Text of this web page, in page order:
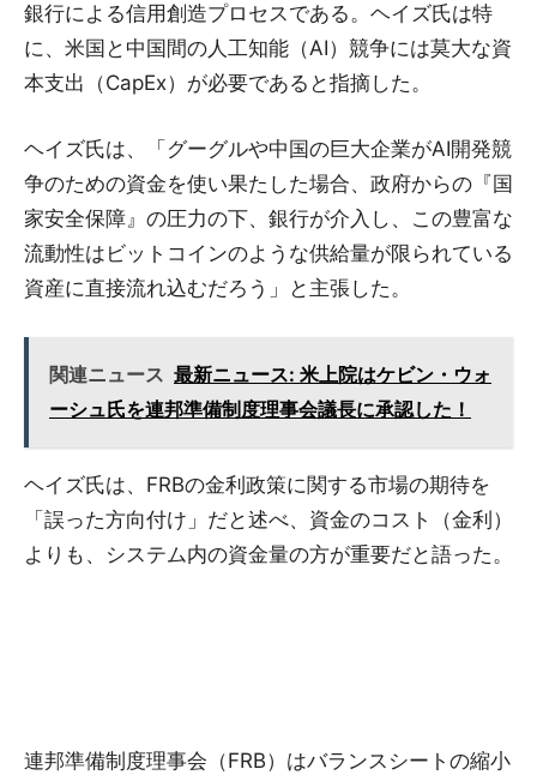
銀行による信用創造プロセスである。ヘイズ氏は特
に、米国と中国間の人工知能（AI）競争には莫大な資
本支出（CapEx）が必要であると指摘した。
ヘイズ氏は、「グーグルや中国の巨大企業がAI開発競
争のための資金を使い果たした場合、政府からの『国
家安全保障』の圧力の下、銀行が介入し、この豊富な
流動性はビットコインのような供給量が限られている
資産に直接流れ込むだろう」と主張した。
関連ニュース 最新ニュース: 米上院はケビン・ウォ
ーシュ氏を連邦準備制度理事会議長に承認した！
ヘイズ氏は、FRBの金利政策に関する市場の期待を
「誤った方向付け」だと述べ、資金のコスト（金利）
よりも、システム内の資金量の方が重要だと語った。
連邦準備制度理事会（FRB）はバランスシートの縮小